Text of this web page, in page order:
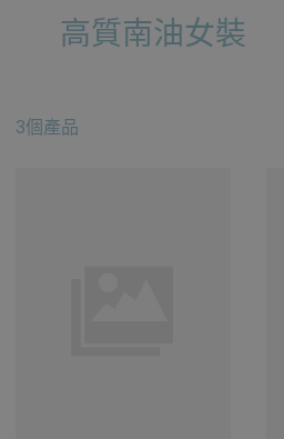
高質南油女裝
3個產品